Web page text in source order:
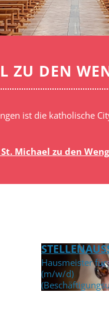
ZU DEN
ist die katholische
Michael zu den
Hausmeister für
(m/w/d)